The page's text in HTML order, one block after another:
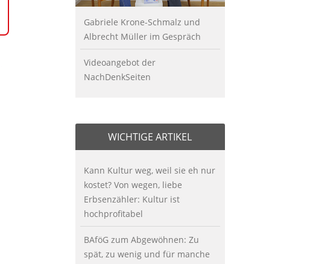
Gabriele Krone-Schmalz und
Albrecht Müller im Gespräch
Videoangebot der
NachDenkSeiten
WICHTIGE ARTIKEL
Kann Kultur weg, weil sie eh nur
kostet? Von wegen, liebe
Erbsenzähler: Kultur ist
hochprofitabel
BAföG zum Abgewöhnen: Zu
spät, zu wenig und für manche